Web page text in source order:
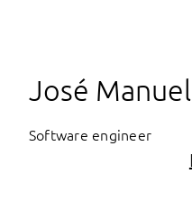
José Manuel
Software engineer